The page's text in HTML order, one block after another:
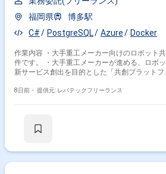
福岡県
博多駅
C#
PostgreSQL Azure Docker
作業内容 ・大手重工メーカー向けのロボット
件です。 ・大手重工メーカーが進める、ロボ
新サービス創出を目的とした「共創プラットフ
8日前・ 提供元: レバテックフリーランス